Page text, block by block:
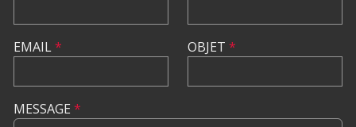
EMAIL* OBJET *
MESSAGE *